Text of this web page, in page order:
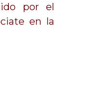
por el
en la